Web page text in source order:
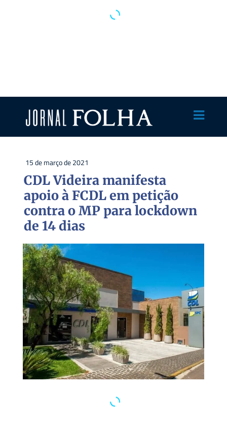
15 de março de 2021
CDL Videira manifesta
apoio à FCDL em petição
contra o MP para lockdown
de 14 dias